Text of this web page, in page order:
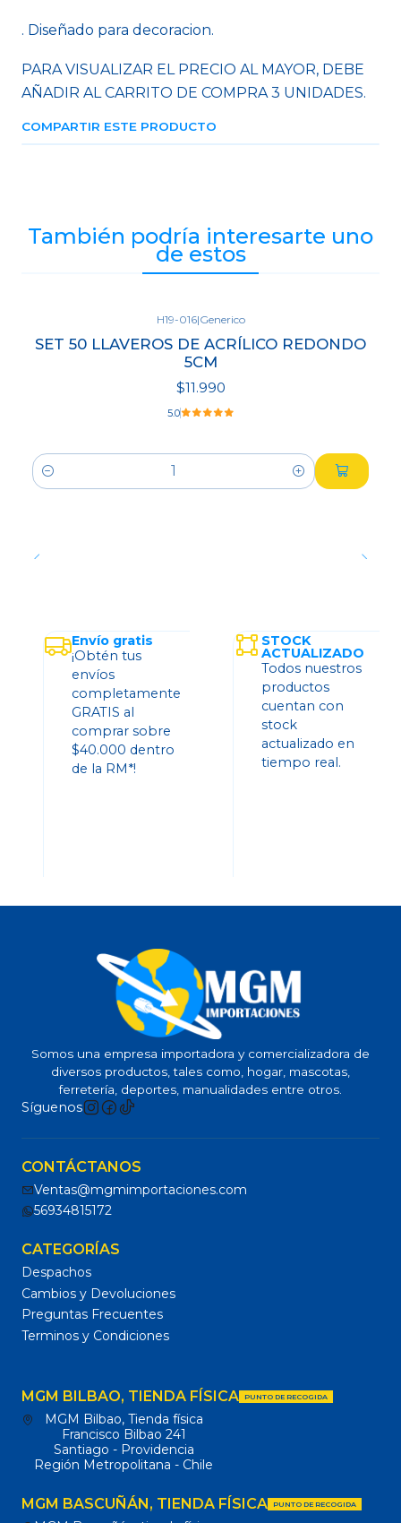
. Diseñado para decoracion.
PARA VISUALIZAR EL PRECIO AL MAYOR, DEBE
AÑADIR AL CARRITO DE COMPRA 3 UNIDADES.
COMPARTIR ESTE PRODUCTO
También podría interesarte uno
de estos
H19-016|Generico
SET 50 LLAVEROS DE ACRÍLICO REDONDO
5CM
$11.990
5.0
Cantidad
Envío gratis
¡Obtén tus
envíos
completamente
GRATIS al
comprar sobre
$40.000 dentro
de la RM*!
STOCK
ACTUALIZADO
Todos nuestros
productos
cuentan con
stock
actualizado en
tiempo real.
Somos una empresa importadora y comercializadora de
diversos productos, tales como, hogar, mascotas,
ferretería, deportes, manualidades entre otros.
Síguenos
CONTÁCTANOS
Ventas@mgmimportaciones.com
56934815172
CATEGORÍAS
Despachos
Cambios y Devoluciones
Preguntas Frecuentes
Terminos y Condiciones
MGM BILBAO, TIENDA FÍSICA PUNTO DE RECOGIDA
MGM Bilbao, Tienda física
Francisco Bilbao 241
Santiago - Providencia
Región Metropolitana - Chile
MGM BASCUÑÁN, TIENDA FÍSICA PUNTO DE RECOGIDA